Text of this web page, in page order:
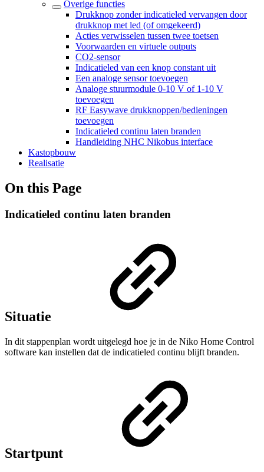
Overige functies
Drukknop zonder indicatieled vervangen door
drukknop met led (of omgekeerd)
Acties verwisselen tussen twee toetsen
Voorwaarden en virtuele outputs
CO2-sensor
Indicatieled van een knop constant uit
Een analoge sensor toevoegen
Analoge stuurmodule 0-10 V of 1-10 V
toevoegen
RF Easywave drukknoppen/bedieningen
toevoegen
Indicatieled continu laten branden
Handleiding NHC Nikobus interface
Kastopbouw
Realisatie
On this Page
Indicatieled continu laten branden
Situatie
In dit stappenplan wordt uitgelegd hoe je in de Niko Home Control
software kan instellen dat de indicatieled continu blijft branden.
Startpunt